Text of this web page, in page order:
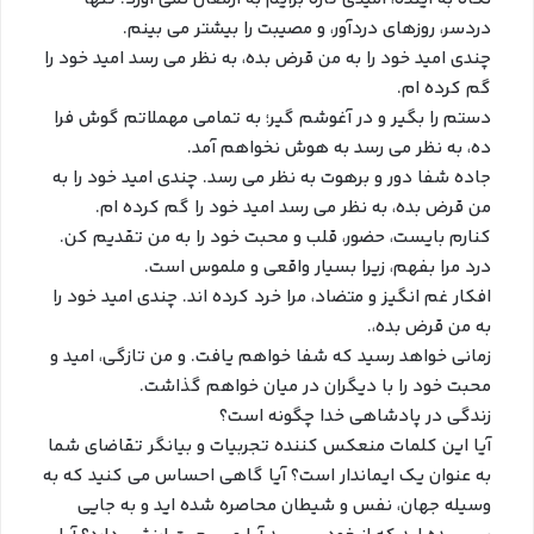
دردسر، روزهای دردآور، و مصیبت را بیشتر می بینم.
چندی امید خود را به من قرض بده، به نظر می رسد امید خود را
گم کرده ام.
دستم را بگیر و در آغوشم گیر؛ به تمامی مهملاتم گوش فرا
ده، به نظر می رسد به هوش نخواهم آمد.
جاده شفا دور و برهوت به نظر می رسد. چندی امید خود را به
من قرض بده، به نظر می رسد امید خود را گم کرده ام.
کنارم بایست، حضور، قلب و محبت خود را به من تقدیم کن.
درد مرا بفهم، زیرا بسیار واقعی و ملموس است.
افکار غم انگیز و متضاد، مرا خرد کرده اند. چندی امید خود را
به من قرض بده،.
زمانی خواهد رسید که شفا خواهم یافت. و من تازگی، امید و
محبت خود را با دیگران در میان خواهم گذاشت.
زندگی در پادشاهی خدا چگونه است؟
آیا این کلمات منعکس کننده تجربیات و بیانگر تقاضای شما
به عنوان یک ایماندار است؟ آیا گاهی احساس می کنید که به
وسیله جهان، نفس و شیطان محاصره شده اید و به جایی